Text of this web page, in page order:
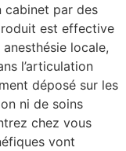
cabinet par des
est effective
locale,
l’articulation
déposé sur les
ni de soins
chez vous
vont